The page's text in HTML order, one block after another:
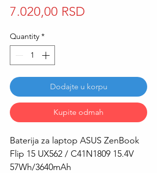
7.020,00 RSD
Quantity *
Dodajte u korpu
Kupite odmah
Baterija za laptop ASUS ZenBook
Flip 15 UX562 / C41N1809 15.4V
57Wh/3640mAh